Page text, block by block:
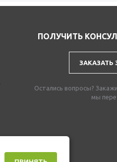
ПОЛУЧИТЬ
ЗАКАЗАТЬ
Остались вопросы?
мы